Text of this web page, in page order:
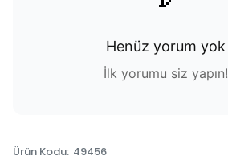
Henüz yorum yok
İlk yorumu siz yapın!
Ürün Kodu: 49456